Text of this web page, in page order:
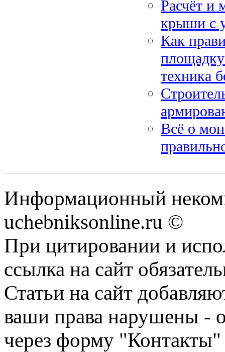
Расчёт и
крыши с
Как
техника
Всё о
Информационный
uchebniksonline.ru ©
При цитировании и
ссылка на сайт
Статьи на сайт
ваши права нарушены -
через форму "Контакты"